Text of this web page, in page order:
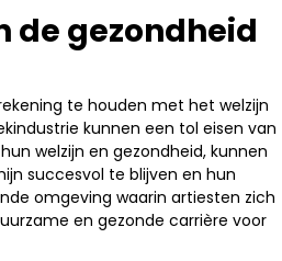
de gezondheid
te houden met het welzijn
kunnen een tol eisen van
welzijn en gezondheid, kunnen
succesvol te blijven en hun
omgeving waarin artiesten zich
en gezonde carrière voor